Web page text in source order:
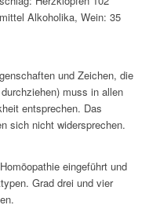
Alkoholika, Wein: 35
und Zeichen, die
muss in allen
entsprechen. Das
sich nicht widersprechen.
eingeführt und
Grad drei und vier